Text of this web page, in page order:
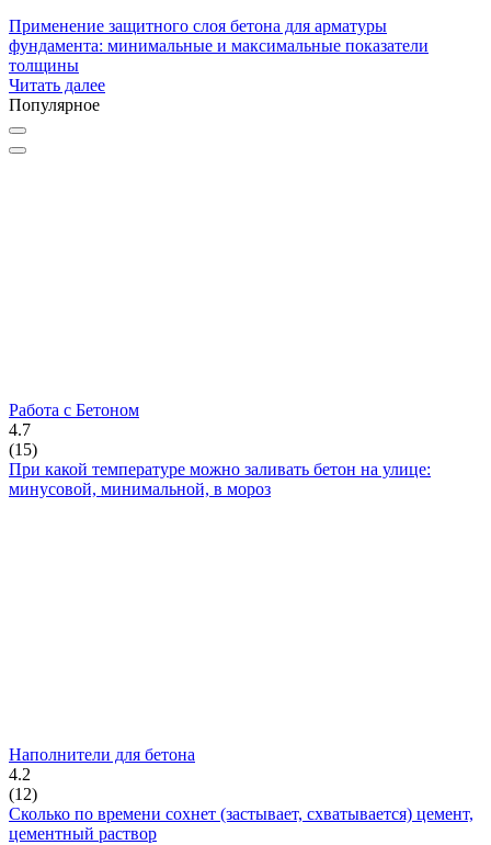
Применение защитного слоя бетона для арматуры
фундамента: минимальные и максимальные показатели
толщины
Читать далее
Популярное
Работа с Бетоном
4.7
(15)
При какой температуре можно заливать бетон на улице:
минусовой, минимальной, в мороз
Наполнители для бетона
4.2
(12)
Сколько по времени сохнет (застывает, схватывается) цемент,
цементный раствор